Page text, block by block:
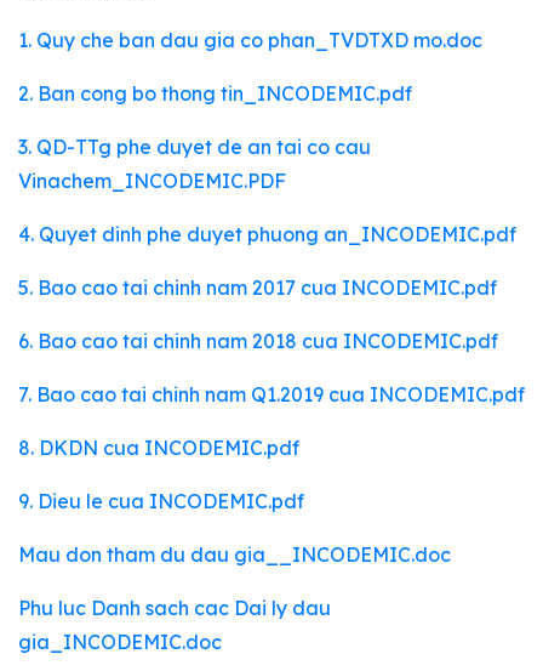
1. Quy che ban dau gia co phan_TVDTXD mo.doc
2. Ban cong bo thong tin_INCODEMIC.pdf
3. QD-TTg phe duyet de an tai co cau
Vinachem_INCODEMIC.PDF
4. Quyet dinh phe duyet phuong an_INCODEMIC.pdf
5. Bao cao tai chinh nam 2017 cua INCODEMIC.pdf
6. Bao cao tai chinh nam 2018 cua INCODEMIC.pdf
7. Bao cao tai chinh nam Q1.2019 cua INCODEMIC.pdf
8. DKDN cua INCODEMIC.pdf
9. Dieu le cua INCODEMIC.pdf
Mau don tham du dau gia__INCODEMIC.doc
Phu luc Danh sach cac Dai ly dau
gia_INCODEMIC.doc